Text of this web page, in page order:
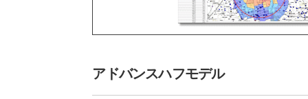
アドバンスハフモデル